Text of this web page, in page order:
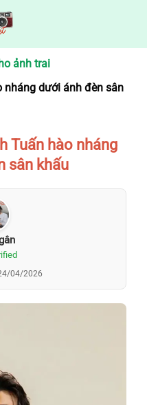
ảnh trai
nháng dưới ánh đèn sân
Tuấn hào nháng
sân khấu
04/2026